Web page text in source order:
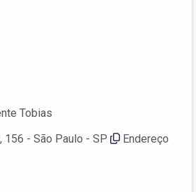
Tobias
156 - São Paulo - SP
Endereço